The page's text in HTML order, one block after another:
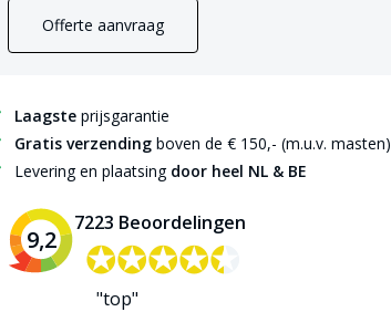
Offerte aanvraag
Laagste prijsgarantie
Gratis verzending boven de € 150,- (m.u.v. masten)
Levering en plaatsing door heel NL & BE
9,2
7223 Beoordelingen
✪✪✪✪✪
✪✪✪✪✪
"top"